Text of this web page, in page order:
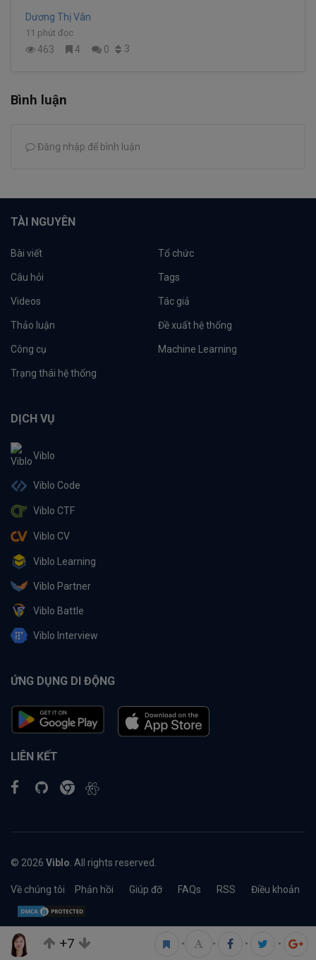
Dương Thị Vân
11 phút đọc
463 4 0 3
Bình luận
Đăng nhập để bình luận
+7 • • • •
TÀI NGUYÊN
Bài viết Tổ chức
Câu hỏi Tags
Videos Tác giả
Thảo luận Đề xuất hệ thống
Công cụ Machine Learning
Trạng thái hệ thống
DỊCH VỤ
Viblo
Viblo Code
Viblo CTF
Viblo CV
Viblo Learning
Viblo Partner
Viblo Battle
Viblo Interview
ỨNG DỤNG DI ĐỘNG
LIÊN KẾT
© 2026 Viblo . All rights reserved.
Về chúng tôi Phản hồi Giúp đỡ FAQs RSS Điều khoản